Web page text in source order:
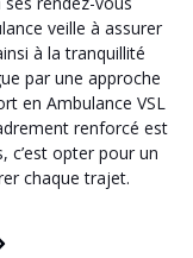
veille à assurer
à la tranquillité
par une approche
en Ambulance VSL
renforcé est
c’est opter pour un
chaque trajet.